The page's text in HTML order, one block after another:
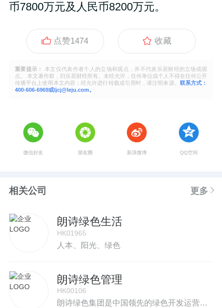
币7800万元及人民币8200万元。
点赞1474 收藏
重要提示：
本文仅代表作者个人的立场和观点，并不代表乐居财经的立场或观
点。 本文著作权，归乐居财经所有。未经允许，任何单位或个人不得在任何公开
传播平台上使用本文内容；经允许进行转载或引用时，请注明来源。 联系方式：
400-606-6969或ljcj@leju.com。
微信好友 朋友圈 新浪微博 QQ空间
相关公司 更多
朗诗绿色生活
HK01965
人本、阳光、绿色
朗诗绿色管理
HK00106
朗诗绿色集团是中国领先的绿色开发运营商和生活服务商。